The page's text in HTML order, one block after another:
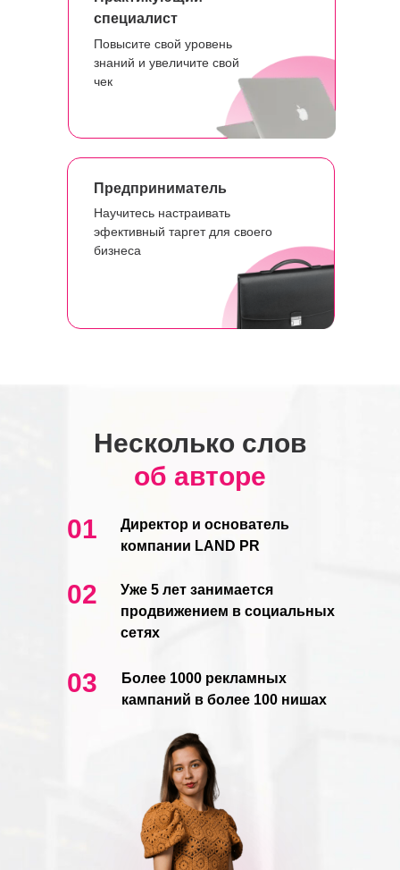
специалист
Повысите свой уровень
знаний и увеличите свой
чек
Предприниматель
Научитесь настраивать
эфективный таргет для своего
бизнеса
Несколько слов
об авторе
01
Директор и основатель
компании LAND PR
02
Уже 5 лет занимается
продвижением в социальных
сетях
03
Более 1000 рекламных
кампаний в более 100 нишах